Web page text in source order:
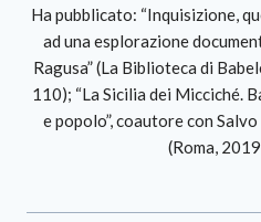
Ha pubblicato: “Inquisizione,
ad una esplorazione
Ragusa” (La Biblioteca di
110); “La Sicilia dei Micciché.
e popolo”, coautore con
(Roma,